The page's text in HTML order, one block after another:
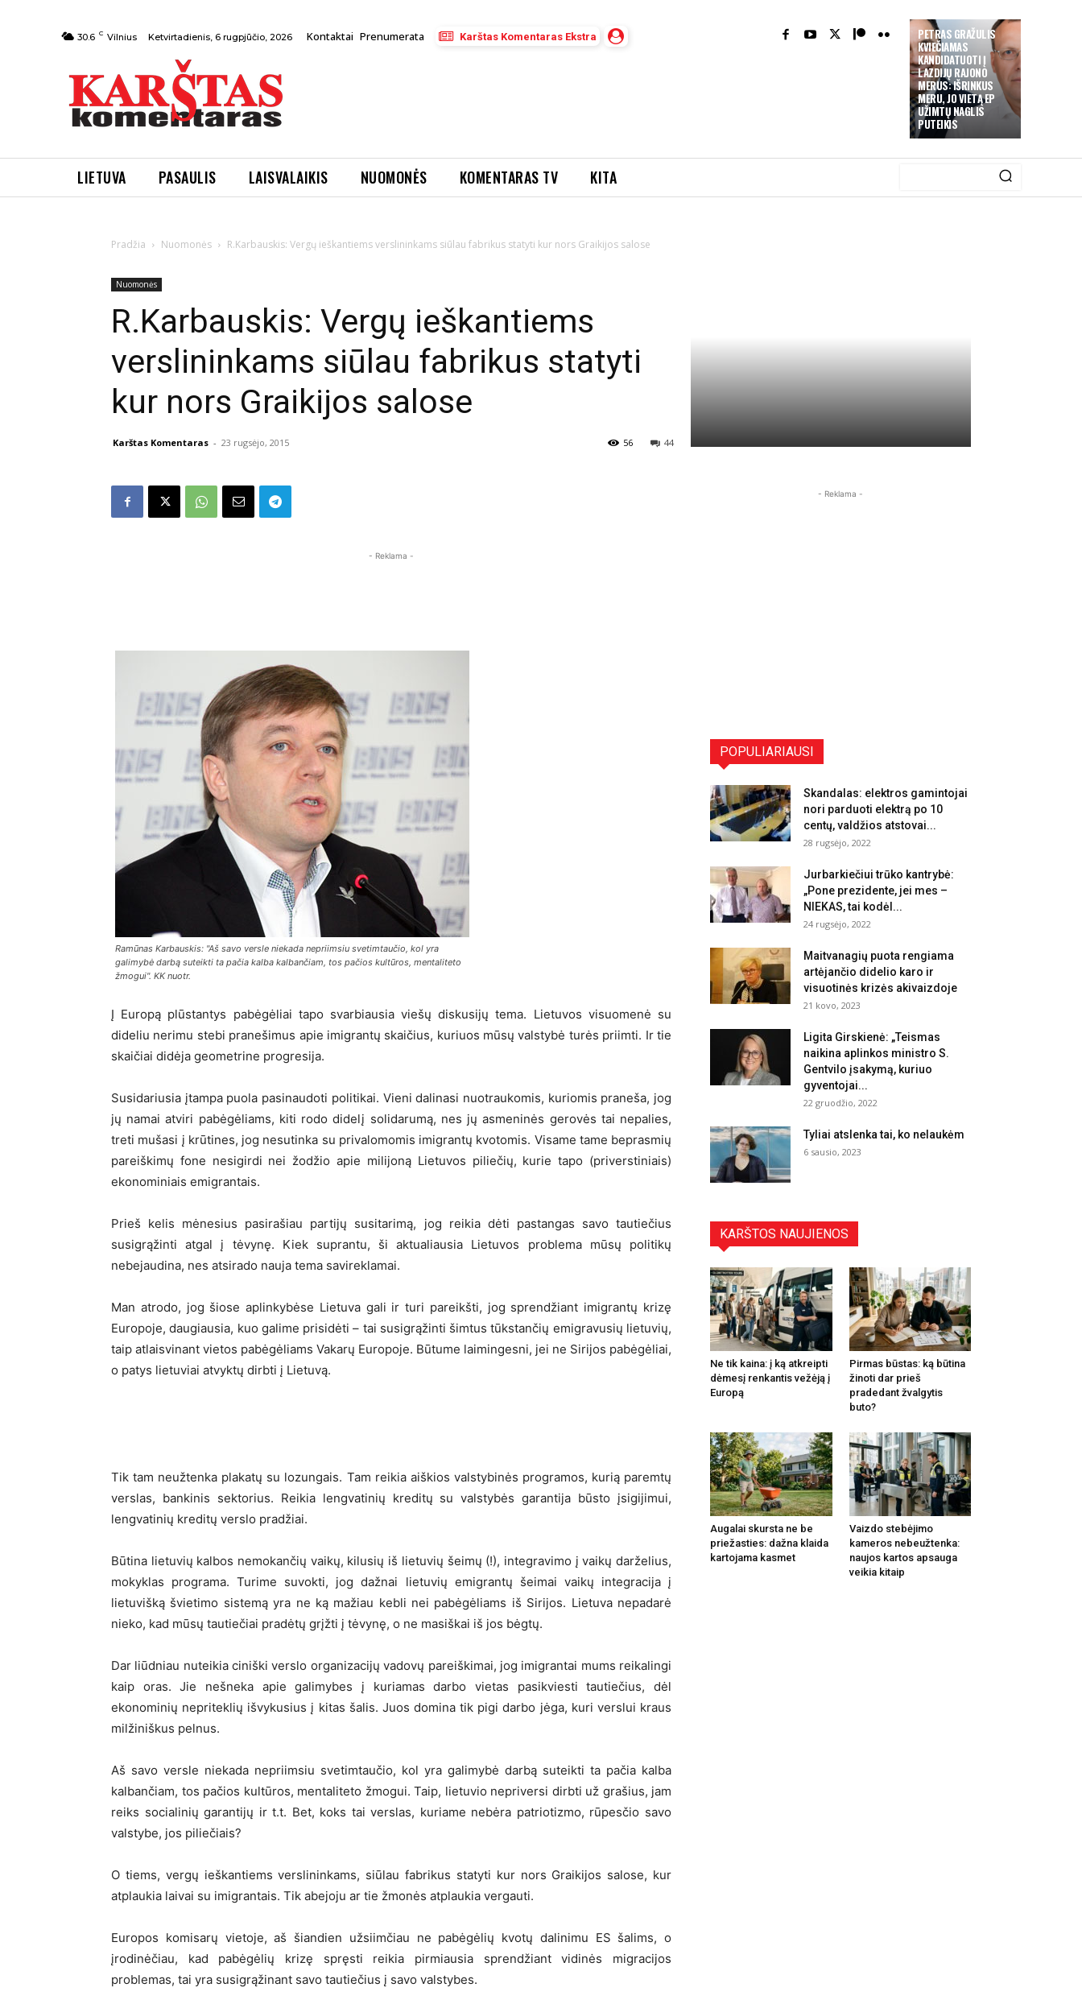
PETRAS GRAŽULIS
KVIEČIAMAS
KANDIDATUOTI Į
LAZDIJŲ RAJONO
MERUS: IŠRINKUS
MERU, JO VIETĄ EP
UŽIMTŲ NAGLIS
PUTEIKIS
30.6 C Vilnius Ketvirtadienis, 6 rugpjūčio, 2026 Kontaktai Prenumerata Karštas Komentaras Ekstra
LIETUVA PASAULIS LAISVALAIKIS NUOMONĖS KOMENTARAS TV KITA
Pradžia Nuomonės R.Karbauskis: Vergų ieškantiems verslininkams siūlau fabrikus statyti kur nors Graikijos salose
Nuomonės
R.Karbauskis: Vergų ieškantiems
verslininkams siūlau fabrikus statyti
kur nors Graikijos salose
Karštas Komentaras - 23 rugsėjo, 2015 44
56
- Reklama -
Ramūnas Karbauskis: "Aš savo versle niekada nepriimsiu svetimtaučio, kol yra
galimybė darbą suteikti ta pačia kalba kalbančiam, tos pačios kultūros, mentaliteto
žmogui". KK nuotr.
Į Europą plūstantys pabėgėliai tapo svarbiausia viešų diskusijų tema. Lietuvos visuomenė su
dideliu nerimu stebi pranešimus apie imigrantų skaičius, kuriuos mūsų valstybė turės priimti. Ir tie
skaičiai didėja geometrine progresija.
Susidariusia įtampa puola pasinaudoti politikai. Vieni dalinasi nuotraukomis, kuriomis praneša, jog
jų namai atviri pabėgėliams, kiti rodo didelį solidarumą, nes jų asmeninės gerovės tai nepalies,
treti mušasi į krūtines, jog nesutinka su privalomomis imigrantų kvotomis. Visame tame beprasmių
pareiškimų fone nesigirdi nei žodžio apie milijoną Lietuvos piliečių, kurie tapo (priverstiniais)
ekonominiais emigrantais.
Prieš kelis mėnesius pasirašiau partijų susitarimą, jog reikia dėti pastangas savo tautiečius
susigrąžinti atgal į tėvynę. Kiek suprantu, ši aktualiausia Lietuvos problema mūsų politikų
nebejaudina, nes atsirado nauja tema savireklamai.
Man atrodo, jog šiose aplinkybėse Lietuva gali ir turi pareikšti, jog sprendžiant imigrantų krizę
Europoje, daugiausia, kuo galime prisidėti – tai susigrąžinti šimtus tūkstančių emigravusių lietuvių,
taip atlaisvinant vietos pabėgėliams Vakarų Europoje. Būtume laimingesni, jei ne Sirijos pabėgėliai,
o patys lietuviai atvyktų dirbti į Lietuvą.
Tik tam neužtenka plakatų su lozungais. Tam reikia aiškios valstybinės programos, kurią paremtų
verslas, bankinis sektorius. Reikia lengvatinių kreditų su valstybės garantija būsto įsigijimui,
lengvatinių kreditų verslo pradžiai.
Būtina lietuvių kalbos nemokančių vaikų, kilusių iš lietuvių šeimų (!), integravimo į vaikų darželius,
mokyklas programa. Turime suvokti, jog dažnai lietuvių emigrantų šeimai vaikų integracija į
lietuvišką švietimo sistemą yra ne ką mažiau kebli nei pabėgėliams iš Sirijos. Lietuva nepadarė
nieko, kad mūsų tautiečiai pradėtų grįžti į tėvynę, o ne masiškai iš jos bėgtų.
Dar liūdniau nuteikia ciniški verslo organizacijų vadovų pareiškimai, jog imigrantai mums reikalingi
kaip oras. Jie nešneka apie galimybes į kuriamas darbo vietas pasikviesti tautiečius, dėl
ekonominių nepriteklių išvykusius į kitas šalis. Juos domina tik pigi darbo jėga, kuri verslui kraus
milžiniškus pelnus.
Aš savo versle niekada nepriimsiu svetimtaučio, kol yra galimybė darbą suteikti ta pačia kalba
kalbančiam, tos pačios kultūros, mentaliteto žmogui. Taip, lietuvio nepriversi dirbti už grašius, jam
reiks socialinių garantijų ir t.t. Bet, koks tai verslas, kuriame nebėra patriotizmo, rūpesčio savo
valstybe, jos piliečiais?
O tiems, vergų ieškantiems verslininkams, siūlau fabrikus statyti kur nors Graikijos salose, kur
atplaukia laivai su imigrantais. Tik abejoju ar tie žmonės atplaukia vergauti.
Europos komisarų vietoje, aš šiandien užsiimčiau ne pabėgėlių kvotų dalinimu ES šalims, o
įrodinėčiau, kad pabėgėlių krizę spręsti reikia pirmiausia sprendžiant vidinės migracijos
problemas, tai yra susigrąžinant savo tautiečius į savo valstybes.
- Reklama -
POPULIARIAUSI
Skandalas: elektros gamintojai
nori parduoti elektrą po 10
centų, valdžios atstovai...
28 rugsėjo, 2022
Jurbarkiečiui trūko kantrybė:
„Pone prezidente, jei mes –
NIEKAS, tai kodėl...
24 rugsėjo, 2022
Maitvanagių puota rengiama
artėjančio didelio karo ir
visuotinės krizės akivaizdoje
21 kovo, 2023
Ligita Girskienė: „Teismas
naikina aplinkos ministro S.
Gentvilo įsakymą, kuriuo
gyventojai...
22 gruodžio, 2022
Tyliai atslenka tai, ko nelaukėm
6 sausio, 2023
KARŠTOS NAUJIENOS
Ne tik kaina: į ką atkreipti
dėmesį renkantis vežėją į
Europą
Pirmas būstas: ką būtina
žinoti dar prieš
pradedant žvalgytis
buto?
Augalai skursta ne be
priežasties: dažna klaida
kartojama kasmet
Vaizdo stebėjimo
kameros nebeužtenka:
naujos kartos apsauga
veikia kitaip